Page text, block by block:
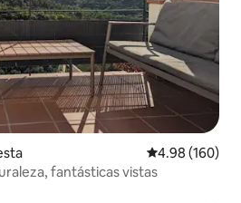
Calificación
4.98 (160)
fantásticas vistas